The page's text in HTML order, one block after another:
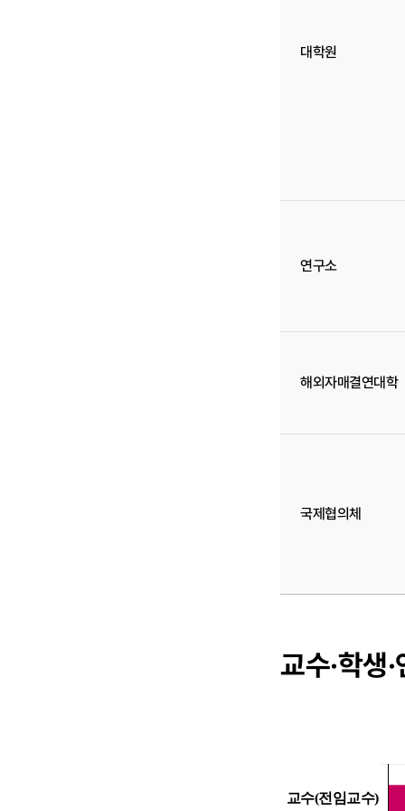
대학원
연구소
해외자매결연대학
국제협의체
교수·학생